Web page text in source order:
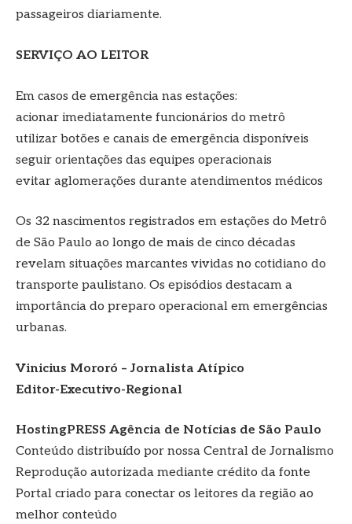
passageiros diariamente.
SERVIÇO AO LEITOR
Em casos de emergência nas estações:
acionar imediatamente funcionários do metrô
utilizar botões e canais de emergência disponíveis
seguir orientações das equipes operacionais
evitar aglomerações durante atendimentos médicos
Os 32 nascimentos registrados em estações do Metrô
de São Paulo ao longo de mais de cinco décadas
revelam situações marcantes vividas no cotidiano do
transporte paulistano. Os episódios destacam a
importância do preparo operacional em emergências
urbanas.
Vinicius Mororó – Jornalista Atípico
Editor-Executivo-Regional
HostingPRESS Agência de Notícias de São Paulo
Conteúdo distribuído por nossa Central de Jornalismo
Reprodução autorizada mediante crédito da fonte
Portal criado para conectar os leitores da região ao
melhor conteúdo